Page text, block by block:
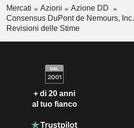
Mercati Azioni
Azione DD
Consensus DuPont de Nemours, Inc.
Revisioni delle Stime
+ di 20 anni
al tuo fianco